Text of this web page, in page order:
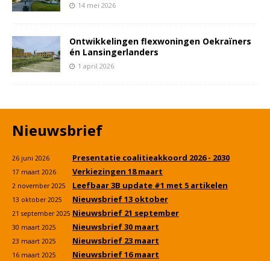
14 mei 2026
Ontwikkelingen flexwoningen Oekraïners
én Lansingerlanders
1 april 2026
Nieuwsbrief
26 juni 2026 Presentatie coalitieakkoord 2026 - 2030
17 maart 2026 Verkiezingen 18 maart
2 november 2025 Leefbaar 3B update #1 met 5 artikelen
13 oktober 2025 Nieuwsbrief 13 oktober
21 september 2025 Nieuwsbrief 21 september
30 maart 2025 Nieuwsbrief 30 maart
23 maart 2025 Nieuwsbrief 23 maart
16 maart 2025 Nieuwsbrief 16 maart